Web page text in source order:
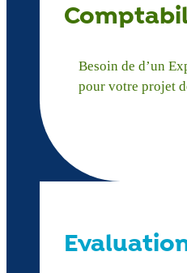
Besoin de d’un
pour votre projet